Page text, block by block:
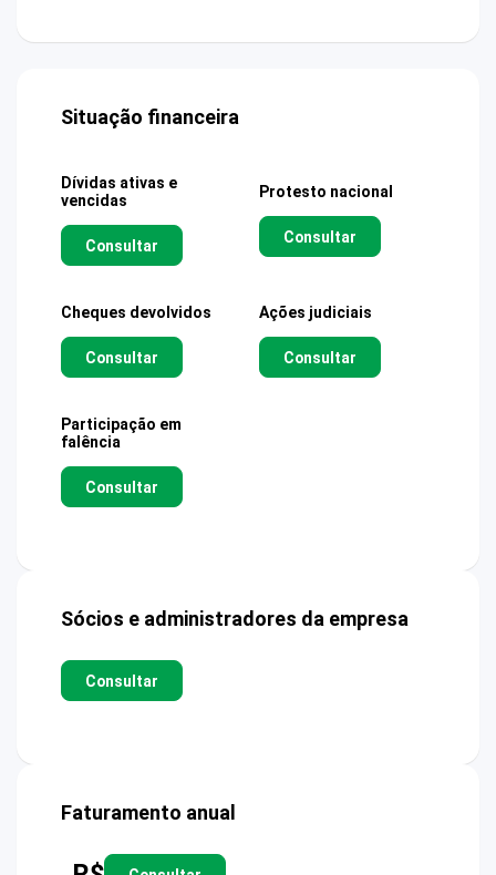
Situação financeira
Dívidas ativas e
vencidas
Consultar
Protesto nacional
Consultar
Cheques devolvidos
Consultar
Ações judiciais
Consultar
Participação em
falência
Consultar
Sócios e administradores da empresa
Consultar
Faturamento anual